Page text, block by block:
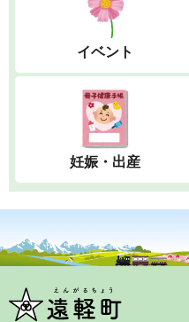
イベント
妊娠・出産